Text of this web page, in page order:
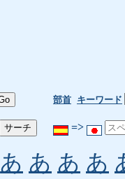
部首 キーワード
=>
あ あ あ あ